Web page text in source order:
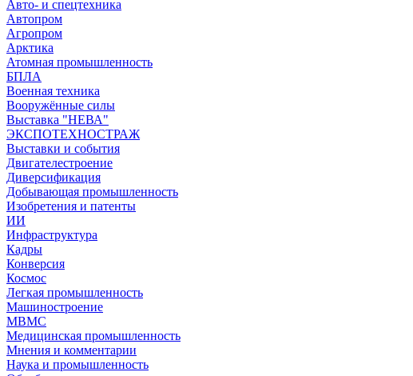
Авто- и спецтехника
Автопром
Агропром
Арктика
Атомная промышленность
БПЛА
Военная техника
Вооружённые силы
Выставка "НЕВА"
ЭКСПОТЕХНОСТРАЖ
Выставки и события
Двигателестроение
Диверсификация
Добывающая промышленность
Изобретения и патенты
ИИ
Инфраструктура
Кадры
Конверсия
Космос
Легкая промышленность
Машиностроение
МВМС
Медицинская промышленность
Мнения и комментарии
Наука и промышленность